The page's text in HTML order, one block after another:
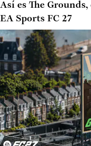
Así es The
EA Sports FC 27